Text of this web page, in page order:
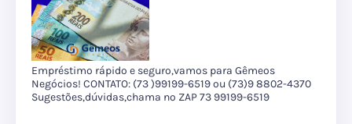
Empréstimo rápido e seguro,vamos para Gêmeos
Negócios! CONTATO: (73 )99199-6519 ou (73)9 8802-4370
Sugestões,dúvidas,chama no ZAP 73 99199-6519